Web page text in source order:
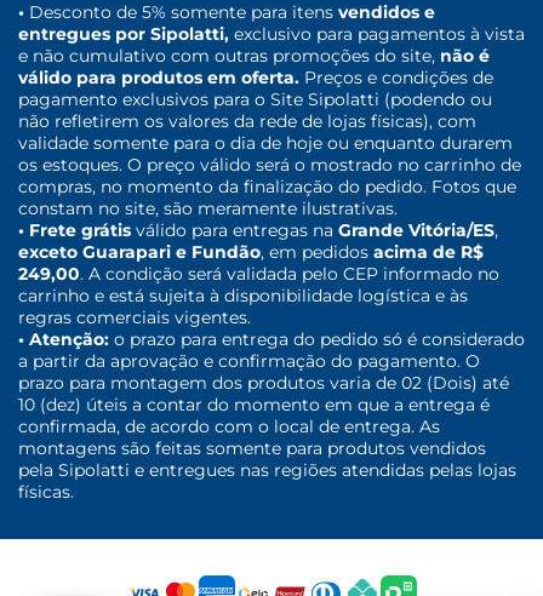
• Desconto de 5% somente para itens vendidos e
entregues por Sipolatti, exclusivo para pagamentos à vista
e não cumulativo com outras promoções do site, não é
válido para produtos em oferta. Preços e condições de
pagamento exclusivos para o Site Sipolatti (podendo ou
não refletirem os valores da rede de lojas físicas), com
validade somente para o dia de hoje ou enquanto durarem
os estoques. O preço válido será o mostrado no carrinho de
compras, no momento da finalização do pedido. Fotos que
constam no site, são meramente ilustrativas.
• Frete grátis válido para entregas na Grande Vitória/ES,
exceto Guarapari e Fundão, em pedidos acima de R$
249,00. A condição será validada pelo CEP informado no
carrinho e está sujeita à disponibilidade logística e às
regras comerciais vigentes.
• Atenção: o prazo para entrega do pedido só é considerado
a partir da aprovação e confirmação do pagamento. O
prazo para montagem dos produtos varia de 02 (Dois) até
10 (dez) úteis a contar do momento em que a entrega é
confirmada, de acordo com o local de entrega. As
montagens são feitas somente para produtos vendidos
pela Sipolatti e entregues nas regiões atendidas pelas lojas
físicas.